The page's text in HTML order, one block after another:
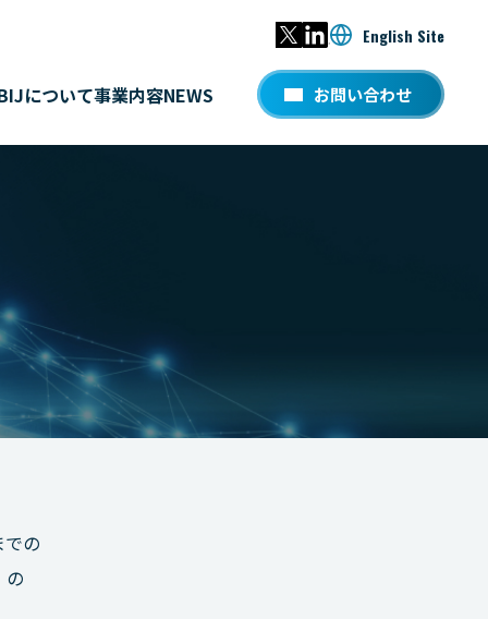
について事業内容NEWS お問い合わせ
English Site
の
の